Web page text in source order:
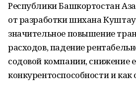
Республики Башкортостан
от разработки шихана Куштау
значительное повышение
расходов, падение
содовой компании, снижение
конкурентоспособности и